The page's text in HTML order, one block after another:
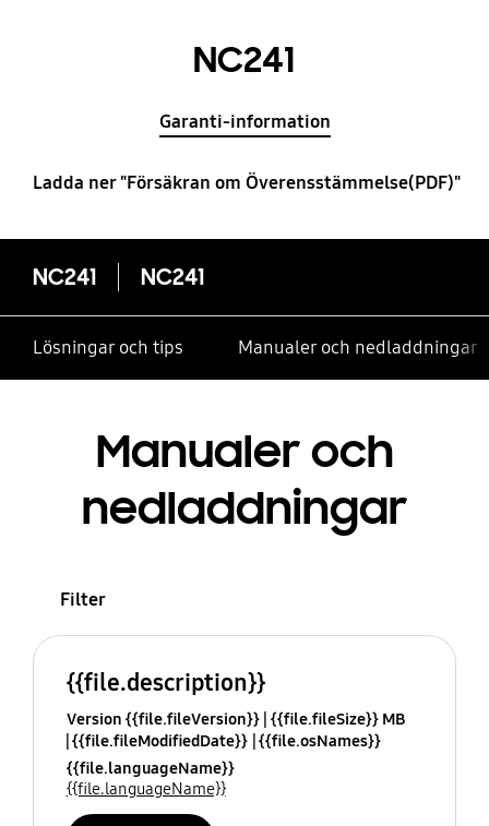
NC241
Garanti-information
Ladda ner "Försäkran om Överensstämmelse(PDF)"
NC241 NC241
Lösningar och tips Manualer och nedladdningar
Manualer och
nedladdningar
Filter
{{file.description}}
Version {{file.fileVersion}} {{file.fileSize}} MB
{{file.fileModifiedDate}} {{file.osNames}}
{{file.languageName}}
{{file.languageName}}